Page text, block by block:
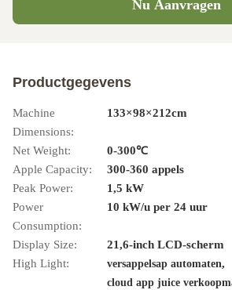
Nu Aanvragen
Productgegevens
Machine
Dimensions:
133×98×212cm
Net Weight:
0-300℃
Apple Capacity:
300-360 appels
Peak Power:
1,5 kW
Power
Consumption:
10 kW/u per 24 uur
Display Size:
21,6-inch LCD-scherm
High Light:
versappelsap automaten,
cloud app juice